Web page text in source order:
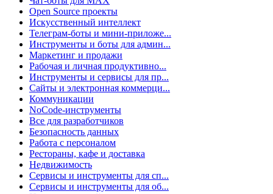
Open Source проекты
Искусственный интеллект
Телеграм-боты и мини-приложе...
Инструменты и боты для админ...
Маркетинг и продажи
Рабочая и личная продуктивно...
Инструменты и сервисы для пр...
Сайты и электронная коммерци...
Коммуникации
NoCode-инструменты
Все для разработчиков
Безопасность данных
Работа с персоналом
Рестораны, кафе и доставка
Недвижимость
Сервисы и инструменты для сп...
Сервисы и инструменты для об...